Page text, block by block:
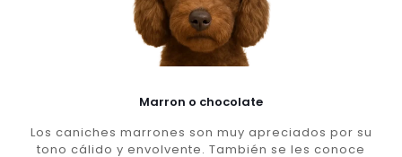
Marron o chocolate
Los caniches marrones son muy apreciados por su
tono cálido y envolvente. También se les conoce